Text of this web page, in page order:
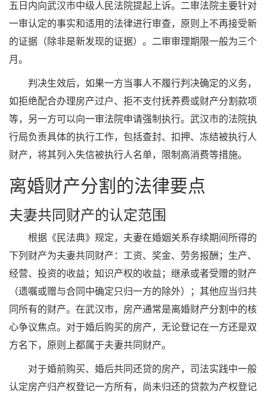
五日内向武汉市中级人民法院提起上诉。二审法院主要针对
一审认定的事实和适用的法律进行审查，原则上不再接受新
的证据（除非是新发现的证据）。二审审理期限一般为三个
月。
判决生效后，如果一方当事人不履行判决确定的义务，
如拒绝配合办理房产过户、拒不支付抚养费或财产分割款项
等，另一方可以向一审法院申请强制执行。武汉市的法院执
行局负责具体的执行工作，包括查封、扣押、冻结被执行人
财产，将其列入失信被执行人名单，限制高消费等措施。
离婚财产分割的法律要点
夫妻共同财产的认定范围
根据《民法典》规定，夫妻在婚姻关系存续期间所得的
下列财产为夫妻共同财产：工资、奖金、劳务报酬；生产、
经营、投资的收益；知识产权的收益；继承或者受赠的财产
（遗嘱或赠与合同中确定只归一方的除外）；其他应当归共
同所有的财产。在武汉市，房产通常是离婚财产分割中的核
心争议焦点。对于婚后购买的房产，无论登记在一方还是双
方名下，原则上都属于夫妻共同财产。
对于婚前购买、婚后共同还贷的房产，司法实践中一般
认定房产归产权登记一方所有，尚未归还的贷款为产权登记